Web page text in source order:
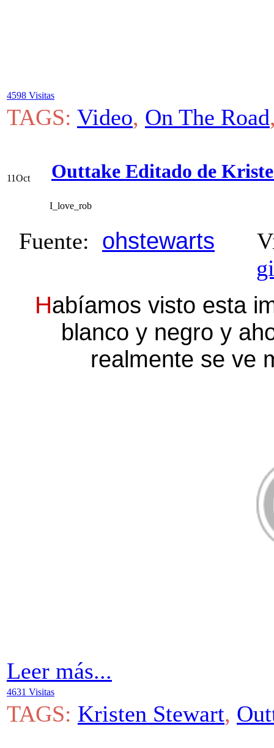
4598 Visitas
TAGS: Video, On The Road
11Oct Outtake Editado de
I_love_rob
Fuente: ohstewarts
Habíamos visto esta
blanco y negro y
realmente se ve
Leer más...
4631 Visitas
TAGS: Kristen Stewart,